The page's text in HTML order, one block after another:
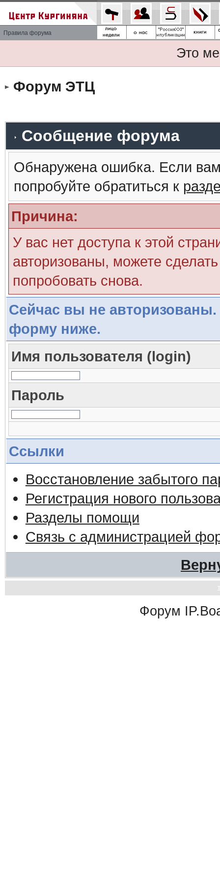
Правила форума
Это
Форум ЭТЦ
Сообщение форума
Обнаружена ошибка. Если
попробуйте обратиться к
Причина:
У вас нет доступа к этой
авторизованы, можете
попробовать снова.
Сейчас вы не авторизованы.
форму ниже.
Имя пользователя (login)
Пароль
Ссылки
Восстановление забытого
Регистрация нового
Разделы помощи
Связь с администрацией
Форум